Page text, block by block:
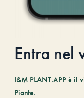
Entra nel
I&M PLANT.APP è il
Piante.